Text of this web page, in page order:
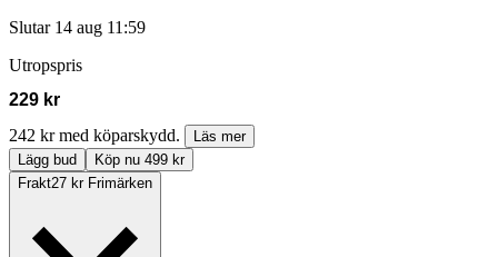
Slutar 14 aug 11:59
Utropspris
229 kr
242 kr med köparskydd.
Läs mer
Lägg bud
Köp nu 499 kr
Frakt27 kr Frimärken